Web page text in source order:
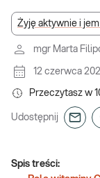
Żyję aktywnie i
mgr Marta
12 czerwca
Przeczytasz w
Udostępnij
Spis treści: